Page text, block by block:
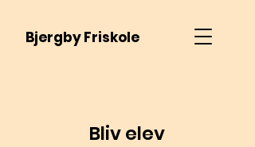
Bjergby Friskole
Bliv elev